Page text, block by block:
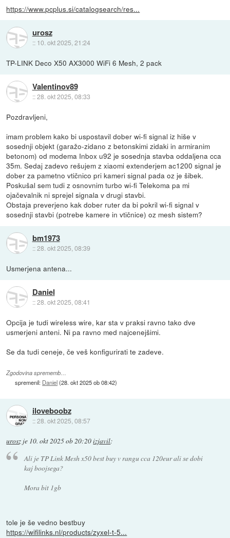
https://www.pcplus.si/catalogsearch/res...
urosz
:: 10. okt 2025, 21:24
TP-LINK Deco X50 AX3000 WiFi 6 Mesh, 2 pack
Valentinov89
::28. okt 2025, 08:33
Pozdravljeni,
imam problem kako bi uspostavil dober wi-fi signal iz hiše v
sosednji objekt (garažo-zidano z betonskimi zidaki in armiranim
betonom) od modema Inbox u92 je sosednja stavba oddaljena cca
35m. Sedaj zadevo rešujem z xiaomi extenderjem ac1200 signal je
dober za pametno vtičnico pri kameri signal pada oz je šibek.
Poskušal sem tudi z osnovnim turbo wi-fi Telekoma pa mi
ojačevalnik ni sprejel signala v drugi stavbi.
Obstaja preverjeno kak dober ruter da bi pokril wi-fi signal v
sosednji stavbi (potrebe kamere in vtičnice) oz mesh sistem?
bm1973
::28. okt 2025, 08:39
Usmerjena antena...
Daniel
::28. okt 2025, 08:41
Opcija je tudi wireless wire, kar sta v praksi ravno tako dve
usmerjeni anteni. Ni pa ravno med najcenejšimi.
Se da tudi ceneje, če veš konfigurirati te zadeve.
Zgodovina sprememb…
spremenil: Daniel(28. okt 2025 ob 08:42)
iloveboobz
::28. okt 2025, 08:57
urosz je 10. okt 2025 ob 20:20izjavil:
Ali je TP Link Mesh x50 best buy v rangu cca 120eur ali se dobi
kaj boojsega?
Mora bit 1gb
tole je še vedno bestbuy
https://wifilinks.nl/products/zyxel-t-5...